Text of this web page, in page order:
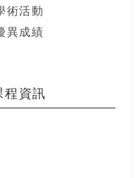
術活動
異成績
程資訊